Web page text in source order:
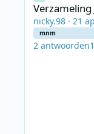
nicky.98 · 21
mnm
2 antwoorden